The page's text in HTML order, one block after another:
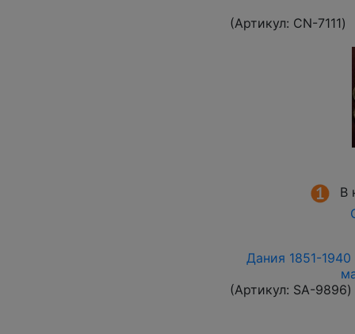
(Артикул: СN-7111)
В
Дания 1851-
(Артикул: SA-9896)